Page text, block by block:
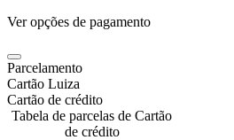
Ver opções de pagamento
Parcelamento
Cartão Luiza
Cartão de crédito
Tabela de parcelas de Cartão
de crédito